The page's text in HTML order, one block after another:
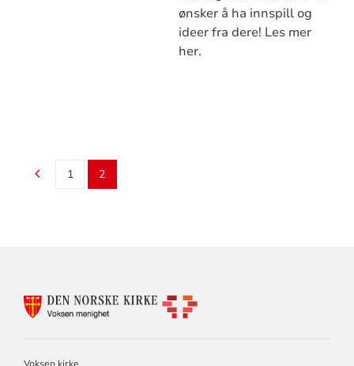
ønsker å ha innspill og
ideer fra dere! Les mer
her.
1 2
KONTAKTINFORMASJON
Voksen kirke